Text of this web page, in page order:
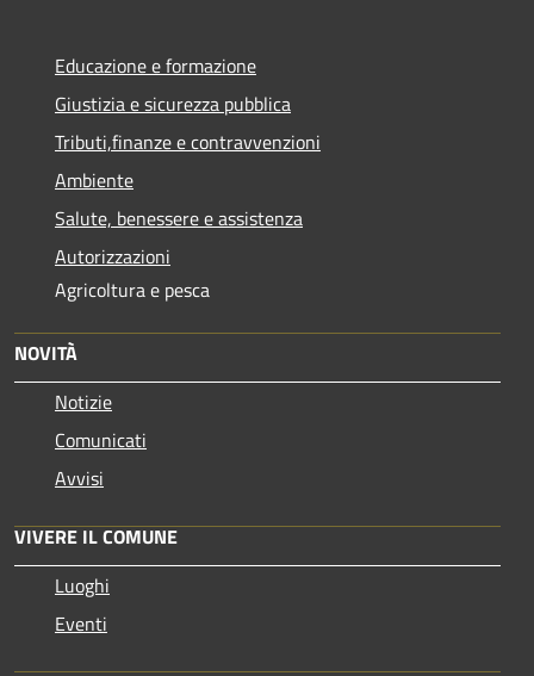
Educazione e formazione
Giustizia e sicurezza pubblica
Tributi,finanze e contravvenzioni
Ambiente
Salute, benessere e assistenza
Autorizzazioni
Agricoltura e pesca
NOVITÀ
Notizie
Comunicati
Avvisi
VIVERE IL COMUNE
Luoghi
Eventi